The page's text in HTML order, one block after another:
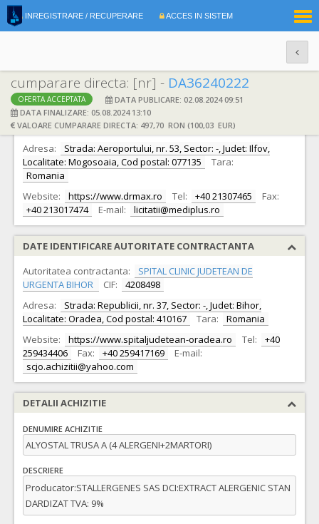
INREGISTRARE / RECUPERARE ACCES IN SISTEM
cumparare directa: [nr] - DA36240222
OFERTA ACCEPTATA
DATA PUBLICARE: 02.08.2024 09:51
DATA FINALIZARE: 05.08.2024 13:10
VALOARE CUMPARARE DIRECTA: 497,70 RON (100,03 EUR)
DATE IDENTIFICARE OFERTANT
Ofertant: S.C. DR.MAX S.R.L. CIF: 9378655
Adresa:
Strada: Aeroportului, nr. 53, Sector: -, Judet: Ilfov,
Localitate: Mogosoaia, Cod postal: 077135
Tara:
Romania
Website:
https://www.drmax.ro Tel: +40 21307465
Fax:
+40 213017474
E-mail: licitatii@mediplus.ro
DATE IDENTIFICARE AUTORITATE CONTRACTANTA
Autoritatea contractanta:
SPITAL CLINIC JUDETEAN DE
URGENTA BIHOR
CIF:
4208498
Adresa:
Strada: Republicii, nr. 37, Sector: -, Judet: Bihor,
Localitate: Oradea, Cod postal: 410167
Tara:
Romania
Website:
https://www.spitaljudetean-oradea.ro Tel:
+40
259434406
Fax: +40 259417169
E-mail:
scjo.achizitii@yahoo.com
DETALII ACHIZITIE
DENUMIRE ACHIZITIE
ALYOSTAL TRUSA A (4 ALERGENI+2MARTORI)
DESCRIERE
Producator:STALLERGENES SAS DCI:EXTRACT ALERGENIC STAN
DARDIZAT TVA: 9%